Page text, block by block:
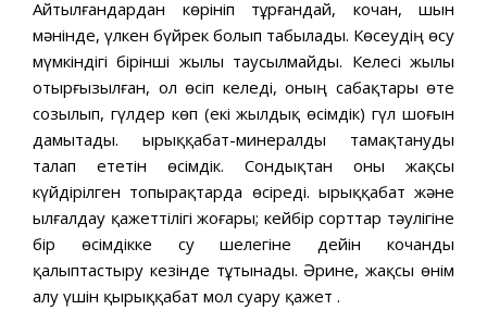
Айтылғандардан көрініп тұрғандай, кочан, шын
мәнінде, үлкен бүйрек болып табылады. Көсеудің өсу
мүмкіндігі бірінші жылы таусылмайды. Келесі жылы
отырғызылған, ол өсіп келеді, оның сабақтары өте
созылып, гүлдер көп (екі жылдық өсімдік) гүл шоғын
дамытады. Қырыққабат-минералды тамақтануды
талап ететін өсімдік. Сондықтан оны жақсы
күйдірілген топырақтарда өсіреді. Қырыққабат және
ылғалдау қажеттілігі жоғары; кейбір сорттар тәулігіне
бір өсімдікке су шелегіне дейін кочанды
қалыптастыру кезінде тұтынады. Әрине, жақсы өнім
алу үшін қырыққабат мол суару қажет .